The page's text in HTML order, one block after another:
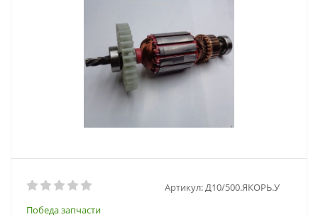
Артикул: Д10/500.ЯКОРЬ.У
Победа запчасти